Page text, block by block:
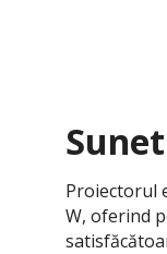
Proiectorul
W, oferind